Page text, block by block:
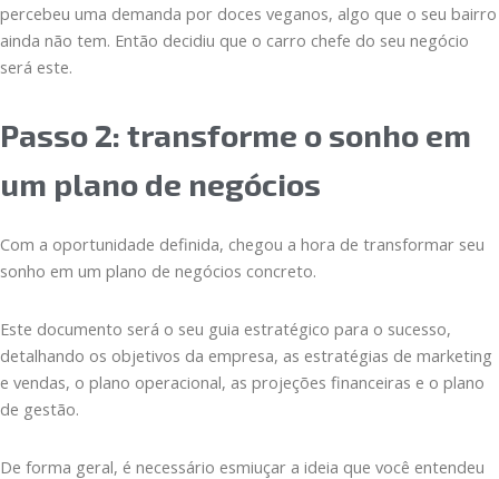
percebeu uma demanda por doces veganos, algo que o seu bairro
ainda não tem. Então decidiu que o carro chefe do seu negócio
será este.
Passo 2: transforme o sonho em
um plano de negócios
Com a oportunidade definida, chegou a hora de transformar seu
sonho em um plano de negócios concreto.
Este documento será o seu guia estratégico para o sucesso,
detalhando os objetivos da empresa, as estratégias de marketing
e vendas, o plano operacional, as projeções financeiras e o plano
de gestão.
De forma geral, é necessário esmiuçar a ideia que você entendeu